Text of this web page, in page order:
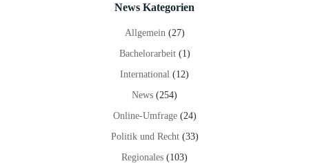
News Kategorien
Allgemein (27)
Bachelorarbeit(1)
International (12)
News (254)
Online-Umfrage(24)
Politik und Recht(33)
Regionales (103)